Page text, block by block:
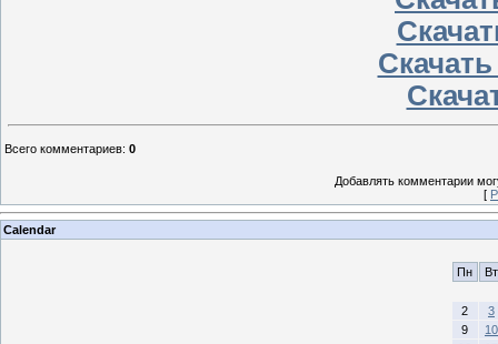
Всего комментариев: 0
Добавлять комментарии
[
Calendar
Пн Вт
2
3
9
10